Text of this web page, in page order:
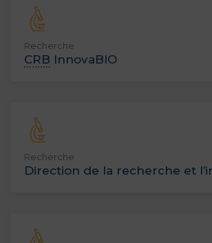
Recherche
CRB InnovaBIO
Recherche
Direction de la recherche et